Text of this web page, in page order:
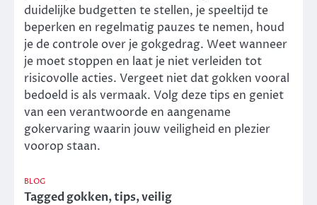
duidelijke budgetten te stellen, je speeltijd te
beperken en regelmatig pauzes te nemen, houd
je de controle over je gokgedrag. Weet wanneer
je moet stoppen en laat je niet verleiden tot
risicovolle acties. Vergeet niet dat gokken vooral
bedoeld is als vermaak. Volg deze tips en geniet
van een verantwoorde en aangename
gokervaring waarin jouw veiligheid en plezier
voorop staan.
BLOG
Taggedgokken,tips,veilig